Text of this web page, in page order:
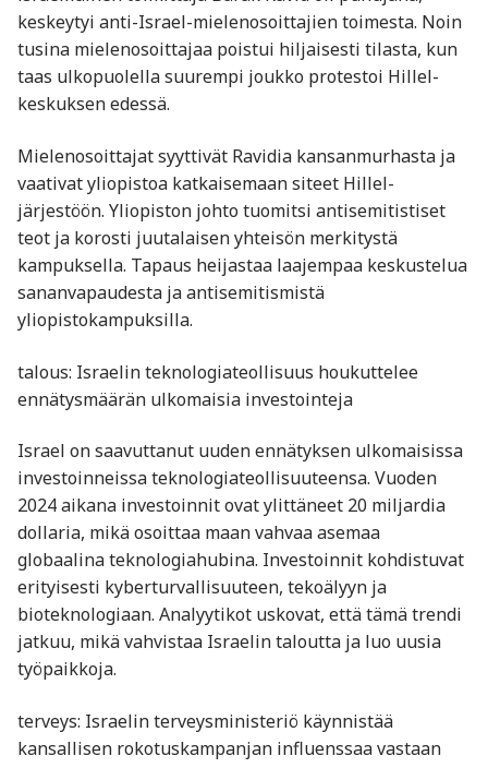
keskeytyi anti-Israel-mielenosoittajien toimesta. Noin
tusina mielenosoittajaa poistui hiljaisesti tilasta, kun
taas ulkopuolella suurempi joukko protestoi Hillel-
keskuksen edessä.
Mielenosoittajat syyttivät Ravidia kansanmurhasta ja
vaativat yliopistoa katkaisemaan siteet Hillel-
järjestöön. Yliopiston johto tuomitsi antisemitistiset
teot ja korosti juutalaisen yhteisön merkitystä
kampuksella. Tapaus heijastaa laajempaa keskustelua
sananvapaudesta ja antisemitismistä
yliopistokampuksilla.
talous: Israelin teknologiateollisuus houkuttelee
ennätysmäärän ulkomaisia investointeja
Israel on saavuttanut uuden ennätyksen ulkomaisissa
investoinneissa teknologiateollisuuteensa. Vuoden
2024 aikana investoinnit ovat ylittäneet 20 miljardia
dollaria, mikä osoittaa maan vahvaa asemaa
globaalina teknologiahubina. Investoinnit kohdistuvat
erityisesti kyberturvallisuuteen, tekoälyyn ja
bioteknologiaan. Analyytikot uskovat, että tämä trendi
jatkuu, mikä vahvistaa Israelin taloutta ja luo uusia
työpaikkoja.
terveys: Israelin terveysministeriö käynnistää
kansallisen rokotuskampanjan influenssaa vastaan